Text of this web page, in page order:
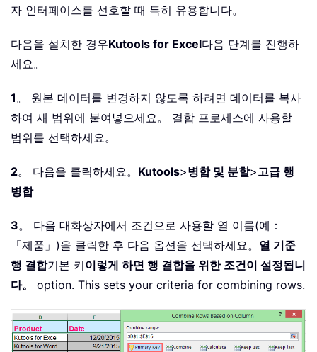
자 인터페이스를 선호할 때 특히 유용합니다。
다음을 설치한 경우Kutools for Excel다음 단계를 진행하
세요。
1。 원본 데이터를 변경하지 않도록 하려면 데이터를 복사
하여 새 범위에 붙여넣으세요。 결합 프로세스에 사용할
범위를 선택하세요。
2。 다음을 클릭하세요。 Kutools>병합 및 분할>고급 행
병합
3。 다음 대화상자에서 조건으로 사용할 열 이름(예：
「제품」)을 클릭한 후 다음 옵션을 선택하세요。 열 기준
행 결합기본 키이렇게 하면 행 결합을 위한 조건이 설정됩니
다。
option. This sets your criteria for combining rows.